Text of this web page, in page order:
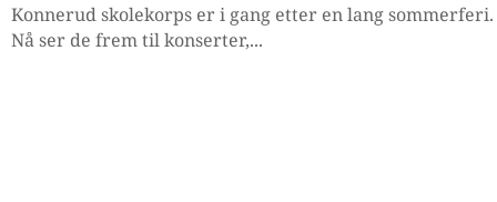
Konnerud skolekorps er i gang etter en lang sommerferi.
Nå ser de frem til konserter,...